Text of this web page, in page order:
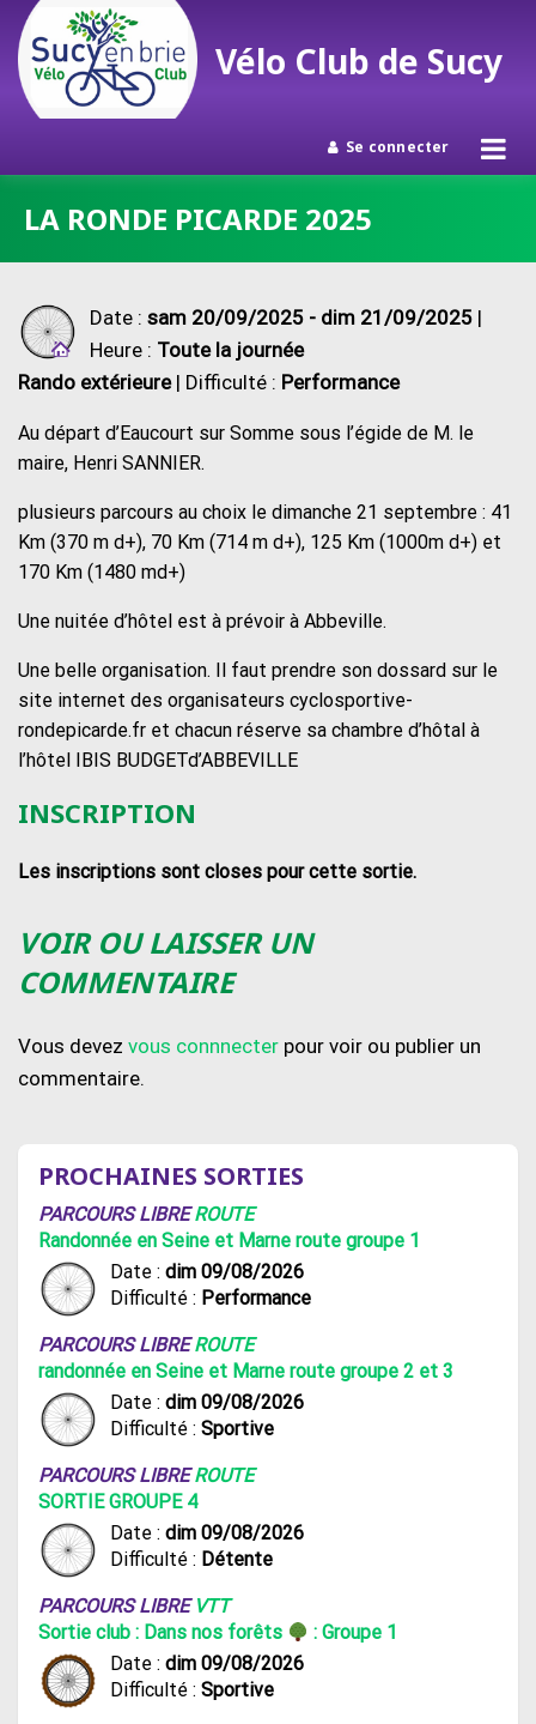
contenu
Vélo Club de Sucy
Se connecter
LA RONDE PICARDE 2025
Date : sam 20/09/2025 - dim 21/09/2025 |
Heure : Toute la journée
Rando extérieure| Difficulté : Performance
Au départ d’Eaucourt sur Somme sous l’égide de M. le
maire, Henri SANNIER.
plusieurs parcours au choix le dimanche 21 septembre : 41
Km (370 m d+), 70 Km (714 m d+), 125 Km (1000m d+) et
170 Km (1480 md+)
Une nuitée d’hôtel est à prévoir à Abbeville.
Une belle organisation. Il faut prendre son dossard sur le
site internet des organisateurs cyclosportive-
rondepicarde.fr et chacun réserve sa chambre d’hôtal à
l’hôtel IBIS BUDGETd’ABBEVILLE
INSCRIPTION
Les inscriptions sont closes pour cette sortie.
VOIR OU LAISSER UN
COMMENTAIRE
Vous devez vous connnecter pour voir ou publier un
commentaire.
PROCHAINES SORTIES
PARCOURS LIBREROUTE
Randonnée en Seine et Marne route groupe 1
Date : dim 09/08/2026
Difficulté : Performance
PARCOURS LIBREROUTE
randonnée en Seine et Marne route groupe 2 et 3
Date : dim 09/08/2026
Difficulté : Sportive
PARCOURS LIBREROUTE
SORTIE GROUPE 4
Date : dim 09/08/2026
Difficulté : Détente
PARCOURS LIBRE VTT
Sortie club : Dans nos forêts
: Groupe 1
Date : dim 09/08/2026
Difficulté : Sportive